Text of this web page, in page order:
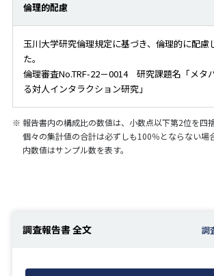
倫理的配慮
玉川大学研究倫理規定に基づき、倫理的に配慮
た。
倫理審査No.TRF-22－0014 研究課題名「メタ
る対人インタラクション研究」
※ 報告書内の構成比の数値は、小数点以下第2位を四
個々の集計値の合計は必ずしも100％とならない場
内数値はサンプル数を表す。
調査報告書 全文